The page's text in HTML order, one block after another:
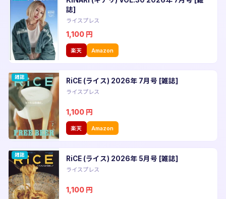
誌]
ライスプレス
1,100 円
楽天 Amazon
雑誌 RiCE (ライス) 2026年 7月号 [雑誌]
ライスプレス
1,100 円
楽天 Amazon
雑誌 RiCE (ライス) 2026年 5月号 [雑誌]
ライスプレス
1,100 円